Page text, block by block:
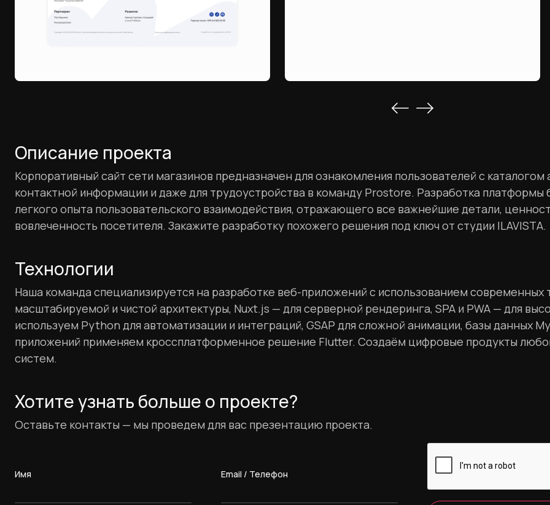
Описание проекта
Корпоративный сайт сети магазинов предназначен для ознакомления пользователей с
контактной информации и даже для трудоустройства в команду Prostore. Разработка платформы
легкого опыта пользовательского взаимодействия, отражающего все важнейшие детали,
вовлеченность посетителя. Закажите разработку похожего решения под ключ от студии ILAVISTA.
Технологии
Наша команда специализируется на разработке веб-приложений с использованием современных
масштабируемой и чистой архитектуры, Nuxt.js — для серверной рендеринга, SPA и PWA — для
используем Python для автоматизации и интеграций, GSAP для сложной анимации, базы данных
приложений применяем кроссплатформенное решение Flutter. Создаём цифровые продукты
систем.
Хотите узнать больше о проекте?
Оставьте контакты — мы проведем для вас презентацию проекта.
Имя Email / Телефон